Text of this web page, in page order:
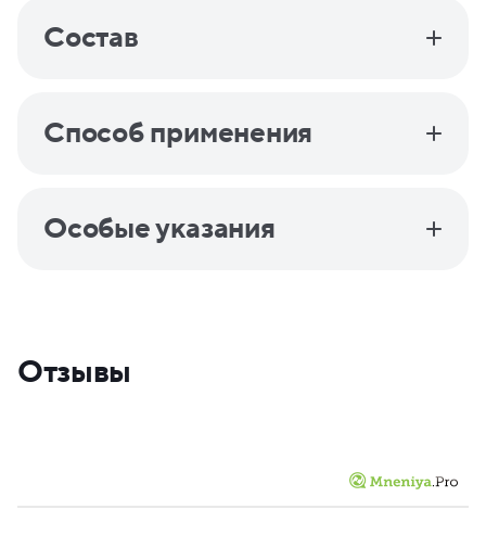
Состав
Способ применения
Особые указания
Отзывы